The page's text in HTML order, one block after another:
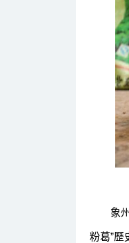
象州
粉葛”歷